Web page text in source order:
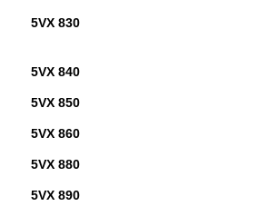
5VX 830
5VX 840
5VX 850
5VX 860
5VX 880
5VX 890